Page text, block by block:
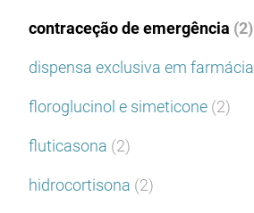
contraceção de emergência (2)
dispensa exclusiva em farmácia
floroglucinol e simeticone (2)
fluticasona (2)
hidrocortisona (2)